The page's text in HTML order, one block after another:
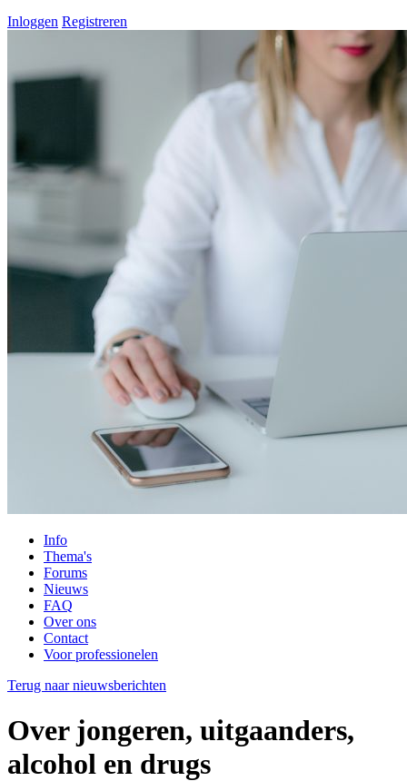
Inloggen Registreren
Info
Thema's
Forums
Nieuws
FAQ
Over ons
Contact
Voor professionelen
Terug naar nieuwsberichten
Over jongeren, uitgaanders,
alcohol en drugs